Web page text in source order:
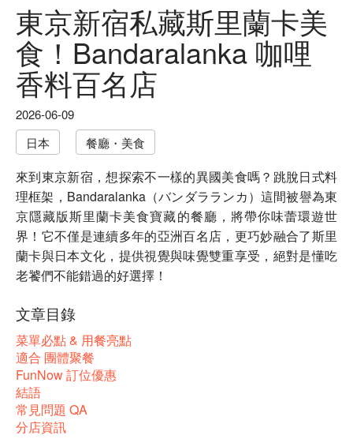
東京新宿私藏斯里蘭卡美
食！Bandaralanka 咖哩
香料百名店
2026-06-09
日本
餐廳・美食
來到東京新宿，想探索不一樣的異國美食嗎？跳脫日式料
理框架，Bandaralanka（バンダラランカ）這間被譽為東
京隱藏版斯里蘭卡美食寶藏的餐廳，將帶你味蕾環遊世
界！它不僅是連續多年的亞洲百名店，更巧妙融合了斯里
蘭卡與日本文化，提供視覺與味覺雙重享受，絕對是懂吃
老饕們不能錯過的好選擇！
文章目錄
菜單必點 & 用餐亮點
適合 團體聚餐
FunNow 訂位優惠
結語
常見問題 QA
分店資訊